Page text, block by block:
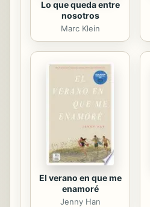
Lo que queda entre
nosotros
Marc Klein
El verano en que me
enamoré
Jenny Han